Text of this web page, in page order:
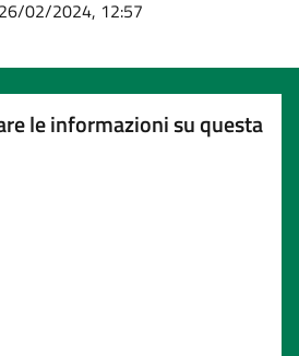
26/02/2024, 12:57
le informazioni su questa